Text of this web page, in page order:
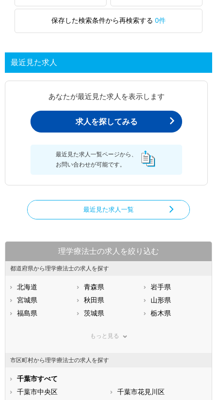
保存した検索条件から再検索する 0件
最近見た求人
あなたが最近見た求人を表示します
求人を探してみる
最近見た求人一覧ページから、
お問い合わせが可能です。
最近見た求人一覧
理学療法士の求人を絞り込む
都道府県から理学療法士の求人を探す
北海道 青森県
岩手県
宮城県
秋田県
山形県
福島県
茨城県
栃木県
神奈川県
石川県
福井県
静岡県
滋賀県
大阪府
もっと見る
市区町村から理学療法士の求人を探す
千葉市すべて
千葉市中央区
千葉市花見川区